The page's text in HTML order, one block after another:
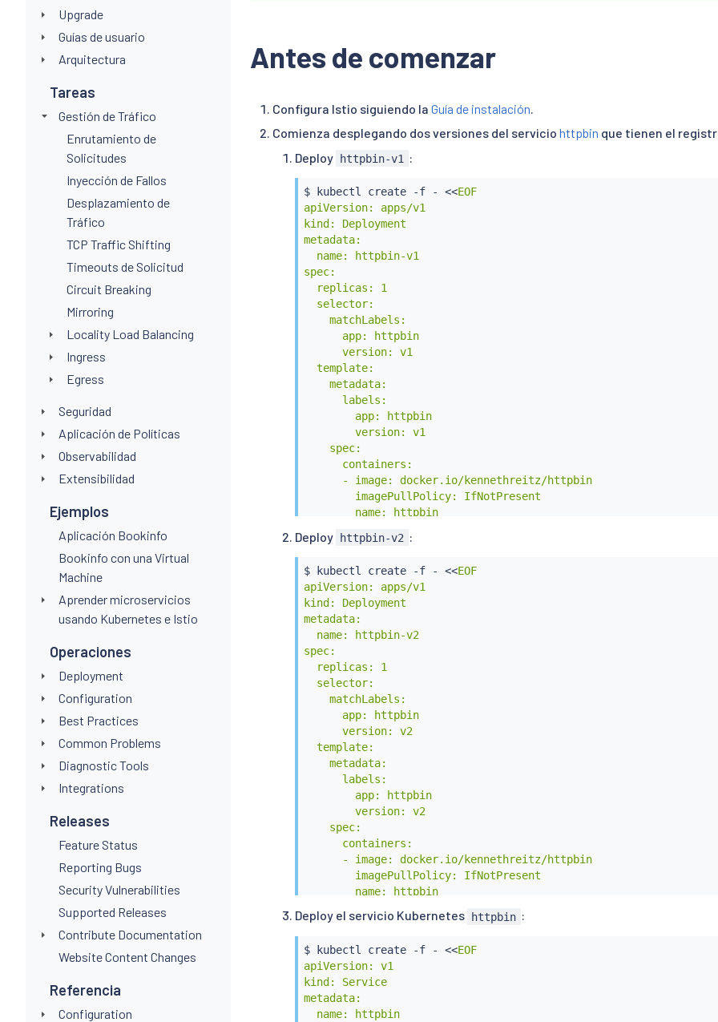
Upgrade
Guías de usuario
Arquitectura
Tareas
Gestión de Tráfico
Enrutamiento de
Solicitudes
Inyección de Fallos
Desplazamiento de
Tráfico
TCP Traffic Shifting
Timeouts de Solicitud
Circuit Breaking
Mirroring
Locality Load Balancing
Ingress
Egress
Seguridad
Aplicación de Políticas
Observabilidad
Extensibilidad
Ejemplos
Aplicación Bookinfo
Bookinfo con una Virtual
Machine
Aprender microservicios
usando Kubernetes e Istio
Operaciones
Deployment
Configuration
Best Practices
Common Problems
Diagnostic Tools
Integrations
Releases
Feature Status
Reporting Bugs
Security Vulnerabilities
Supported Releases
Contribute Documentation
Website Content Changes
Referencia
Configuration
Antes de comenzar
Configura Istio siguiendo la Guía de instalación.
Comienza desplegando dos versiones del servicio httpbin que tienen el
Deploy
httpbin-v1 :
$ kubectl create -f - <<EOF
apiVersion: apps/v1
kind: Deployment
metadata:
  name: httpbin-v1
spec:
  replicas: 1
  selector:
    matchLabels:
      app: httpbin
      version: v1
  template:
    metadata:
      labels:
        app: httpbin
        version: v1
    spec:
      containers:
      - image: docker.io/kennethreitz/httpbin
        imagePullPolicy: IfNotPresent
        name: httpbin
        ports:
EOF
Deploy httpbin-v2 :
$ kubectl create -f - <<EOF
apiVersion: apps/v1
kind: Deployment
metadata:
  name: httpbin-v2
spec:
  replicas: 1
  selector:
    matchLabels:
      app: httpbin
      version: v2
  template:
    metadata:
      labels:
        app: httpbin
        version: v2
    spec:
      containers:
      - image: docker.io/kennethreitz/httpbin
        imagePullPolicy: IfNotPresent
        name: httpbin
        ports:
EOF
Deploy el servicio Kubernetes httpbin :
$ kubectl create -f - <<EOF
apiVersion: v1
kind: Service
metadata:
  name: httpbin